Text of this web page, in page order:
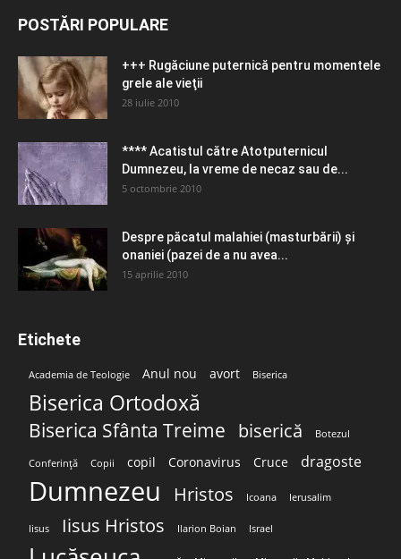
POSTĂRI POPULARE
+++ Rugăciune puternică pentru momentele
grele ale vieţii
28 iulie 2010
**** Acatistul către Atotputernicul
Dumnezeu, la vreme de necaz sau de...
5 octombrie 2010
Despre păcatul malahiei (masturbării) şi
onaniei (pazei de a nu avea...
15 aprilie 2010
Etichete
Academia de Teologie Anul nou avort Biserica
Biserica Ortodoxă
Biserica Sfânta Treime biserică Botezul
Conferință Copii copil Coronavirus Cruce dragoste
Dumnezeu Hristos Icoana Ierusalim
Iisus Iisus Hristos Ilarion Boian Israel